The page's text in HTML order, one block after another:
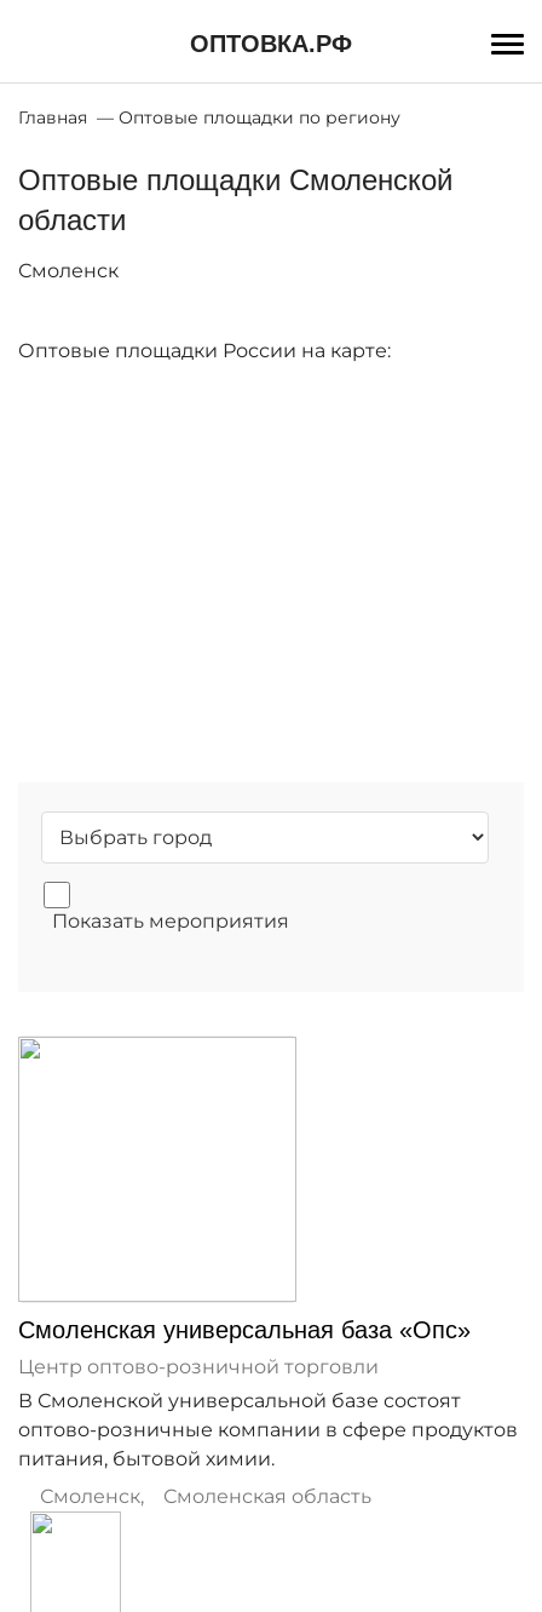
ОПТОВКА.РФ
Строка
Главная Оптовые площадки по региону
Оптовые площадки Смоленской
области
Смоленск
Оптовые площадки России на карте:
Мероприятия
Показать мероприятия
Смоленская универсальная база «Опс»
Центр оптово-розничной торговли
В Смоленской универсальной базе состоят
оптово-розничные компании в сфере продуктов
питания, бытовой химии.
Смоленск, Смоленская область